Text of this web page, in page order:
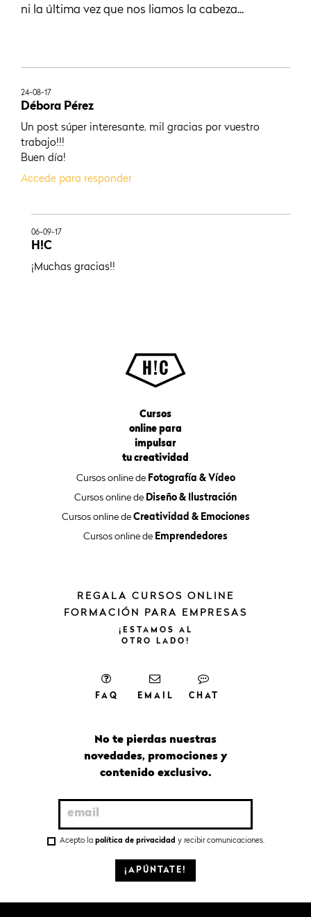
ni la última vez que nos liamos la cabeza...
24-08-17
Débora Pérez
Un post súper interesante, mil gracias por vuestro
trabajo!!!
Buen día!
Accede para responder
06-09-17
H!C
¡Muchas gracias!!
Cursos
online para
impulsar
tu creatividad
Cursos online de Fotografía & Vídeo
Cursos online de Diseño & Ilustración
Cursos online de Creatividad & Emociones
Cursos online de Emprendedores
REGALA CURSOS ONLINE
FORMACIÓN PARA EMPRESAS
No te pierdas nuestras
novedades, promociones y
contenido exclusivo.
Acepto la política de privacidad y recibir comunicaciones.
¡APÚNTATE!
¡ESTAMOS
AL
OTRO
LADO!
FAQ EMAIL CHAT